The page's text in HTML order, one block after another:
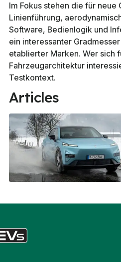
Im Fokus stehen die für
Linienführung,
Software, Bedienlogik und
ein interessanter
etablierter Marken. Wer sich
Fahrzeugarchitektur
Testkontext.
Articles